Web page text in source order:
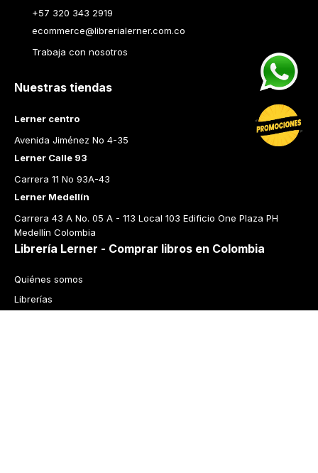
+57 320 343 2919
ecommerce@librerialerner.com.co
Trabaja con nosotros
Nuestras tiendas
Lerner centro
Avenida Jiménez No 4-35
Lerner Calle 93
Carrera 11 No 93A-43
Lerner Medellín
Carrera 43 A No. 05 A - 113 Local 103 Edificio One Plaza PH
Medellín Colombia
Librería Lerner - Comprar libros en Colombia
Quiénes somos
Librerías